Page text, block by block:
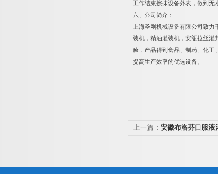
工作结束擦抹设备外表，做到无
六、公司简介：
上海圣刚机械设备有限公司致力
装机，精油灌装机，安瓿拉丝灌
验．产品得到食品、制药、化工
提高生产效率的优选设备。
上一篇： 安徽布洛芬口服液